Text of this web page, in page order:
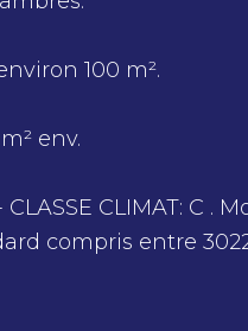
100 m².
env.
- CLASSE CLIMAT:
compris entre